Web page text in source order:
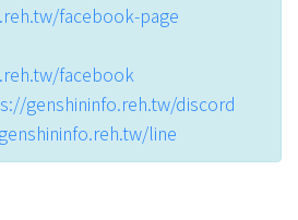
facebook-page
facebook
genshininfo.reh.tw/discord
line